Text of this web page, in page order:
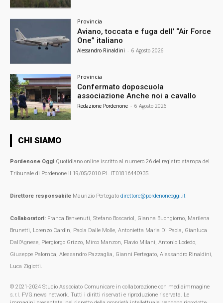
Provincia
Aviano, toccata e fuga dell’ “Air Force
One” italiano
Alessandro Rinaldini - 6 Agosto 2026
Provincia
Confermato doposcuola
associazione Anche noi a cavallo
Redazione Pordenone - 6 Agosto 2026
CHI SIAMO
Pordenone Oggi Quotidiano online iscritto al numero 26 del registro stampa del
Tribunale di Pordenone il 19/05/2010 P.I. IT01816440935
Direttore responsabile Maurizio Pertegato direttore@pordenoneoggi.it
Collaboratori: Franca Benvenuti, Stefano Boscariol, Gianna Buongiorno, Marilena
Brunetti, Lorenzo Cardin, Paola Dalle Molle, Antonietta Maria Di Paola, Gianluca
Dall’Agnese, Piergiorgo Grizzo, Mirco Manzon, Flavio Milani, Antonio Lodedo,
Giuseppe Palomba, Alessandro Pazzaglia, Gianni Pertegato, Alessandro Rinaldini,
Luca Zigiotti.
© 2021-2024 Studio Associato Comunicare in collaborazione con mediaimmagine
s.r.l. FVG.news network. Tutti i diritti riservati e riproduzione riservata. Le